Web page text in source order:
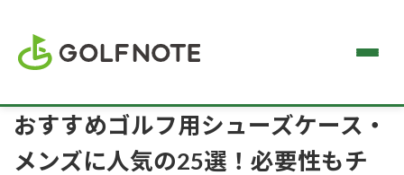
おすすめゴルフ用シューズケース・
メンズに人気の25選！必要性もチ